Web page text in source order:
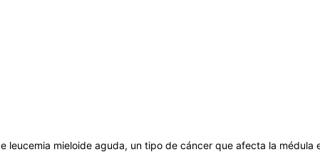
leucemia mieloide aguda, un tipo de cáncer que afecta la médula